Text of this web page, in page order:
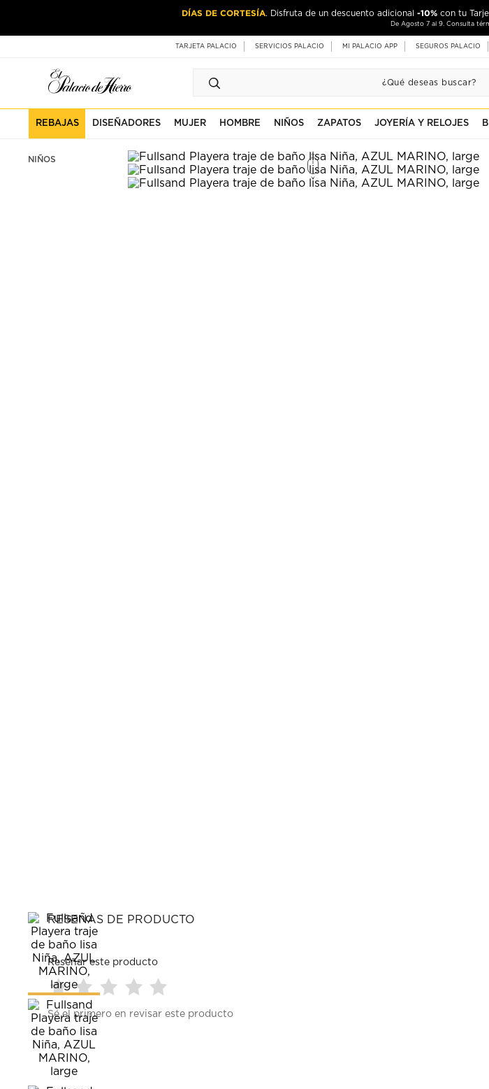
DÍAS DE CORTESÍA. Disfruta de un descuento adicional -10% con tu
De Agosto 7 al 9. Consulta
TARJETA PALACIO SERVICIOS PALACIO MI PALACIO APP SEGUROS PALACIO
REBAJAS DISEÑADORES MUJER HOMBRE NIÑOS ZAPATOS JOYERÍA Y RELOJES
NIÑOS
RESEÑAS DE PRODUCTO
Reseñar este producto
Seleccionar
para
calificar
el
artículo
con
Seleccionar
para
calificar
el
artículo
con
paraparapara
Sé el primero en revisar este producto